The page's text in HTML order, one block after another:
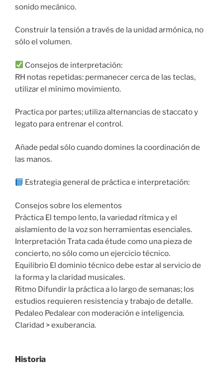
sonido mecánico.
Construir la tensión a través de la unidad armónica, no
sólo el volumen.
Consejos de interpretación:
RH notas repetidas: permanecer cerca de las teclas,
utilizar el mínimo movimiento.
Practica por partes; utiliza alternancias de staccato y
legato para entrenar el control.
Añade pedal sólo cuando domines la coordinación de
las manos.
Estrategia general de práctica e interpretación:
Consejos sobre los elementos
Práctica El tempo lento, la variedad rítmica y el
aislamiento de la voz son herramientas esenciales.
Interpretación Trata cada étude como una pieza de
concierto, no sólo como un ejercicio técnico.
Equilibrio El dominio técnico debe estar al servicio de
la forma y la claridad musicales.
Ritmo Difundir la práctica a lo largo de semanas; los
estudios requieren resistencia y trabajo de detalle.
Pedaleo Pedalear con moderación e inteligencia.
Claridad > exuberancia.
Historia